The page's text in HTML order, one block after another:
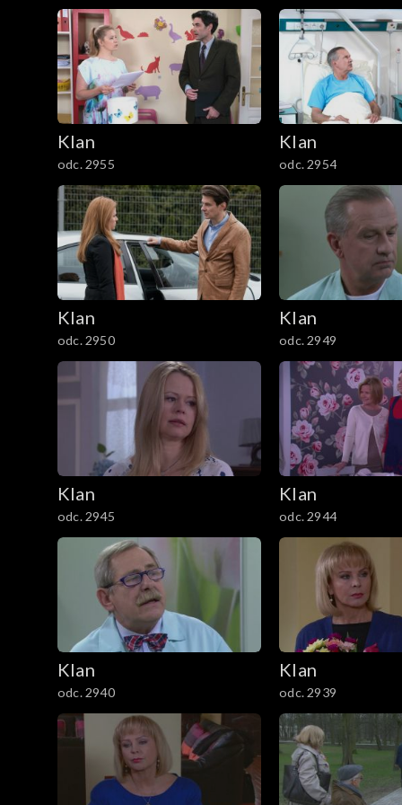
1101–1200
1001–1100
901–1000
801–900
701–800
601–700
501–600
401–500
301–400
201–300
101–200
1–100
Klan
odc. 2955
Klan
odc. 2954
Klan
odc. 2950
Klan
odc. 2949
Klan
odc. 2945
Klan
odc. 2944
Klan
odc. 2940
Klan
odc. 2939